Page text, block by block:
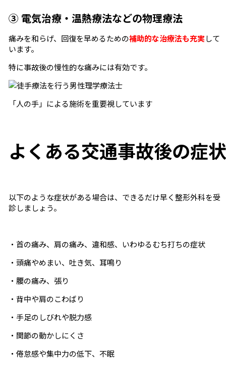
③ 電気治療・温熱療法などの物理療法
痛みを和らげ、回復を早めるための補助的な治療法も充実して
います。
特に事故後の慢性的な痛みには有効です。
「人の手」による施術を重要視しています
よくある交通事故後の症状
以下のような症状がある場合は、できるだけ早く整形外科を受
診しましょう。
・首の痛み、肩の痛み、違和感、いわゆるむち打ちの症状
・頭痛やめまい、吐き気、耳鳴り
・腰の痛み、張り
・背中や肩のこわばり
・手足のしびれや脱力感
・関節の動かしにくさ
・倦怠感や集中力の低下、不眠